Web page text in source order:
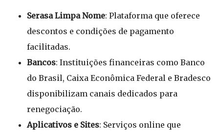
Serasa Limpa Nome: Plataforma que oferece
descontos e condições de pagamento
facilitadas.
Bancos: Instituições financeiras como Banco
do Brasil, Caixa Econômica Federal e Bradesco
disponibilizam canais dedicados para
renegociação.
Aplicativos e Sites: Serviços online que